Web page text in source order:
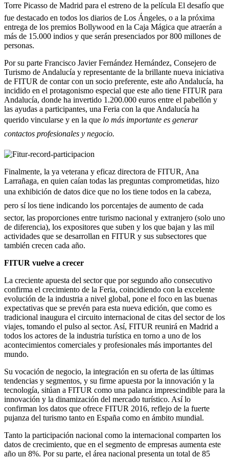
Torre Picasso de Madrid para el estreno de la película El desafío que
fue destacado en todos los diarios de Los Ángeles, o a la próxima
entrega de los premios Bollywood en la Caja Mágica que atraerán a
más de 15.000 indios y que serán presenciados por 800 millones de
personas.
Por su parte Francisco Javier Fernández Hernández, Consejero de
Turismo de Andalucía y representante de la brillante nueva iniciativa
de FITUR de contar con un socio preferente, este año Andalucía, ha
incidido en el protagonismo especial que este año tiene FITUR para
Andalucía, donde ha invertido 1.200.000 euros entre el pabellón y
las ayudas a participantes, una Feria con la que Andalucía ha
querido vincularse y en la que lo más importante es generar
contactos profesionales y negocio.
Finalmente, la ya veterana y eficaz directora de FITUR, Ana
Larrañaga, en quien caían todas las preguntas comprometidas, hizo
una exhibición de datos dice que no los tiene todos en la cabeza,
pero sí los tiene indicando los porcentajes de aumento de cada
sector, las proporciones entre turismo nacional y extranjero (solo uno
de diferencia), los expositores que suben y los que bajan y las mil
actividades que se desarrollan en FITUR y sus subsectores que
también crecen cada año.
FITUR vuelve a crecer
La creciente apuesta del sector que por segundo año consecutivo
confirma el crecimiento de la Feria, coincidiendo con la excelente
evolución de la industria a nivel global, pone el foco en las buenas
expectativas que se prevén para esta nueva edición, que como es
tradicional inaugura el circuito internacional de citas del sector de los
viajes, tomando el pulso al sector. Así, FITUR reunirá en Madrid a
todos los actores de la industria turística en torno a uno de los
acontecimientos comerciales y profesionales más importantes del
mundo.
Su vocación de negocio, la integración en su oferta de las últimas
tendencias y segmentos, y su firme apuesta por la innovación y la
tecnología, sitúan a FITUR como una palanca imprescindible para la
innovación y la dinamización del mercado turístico. Así lo
confirman los datos que ofrece FITUR 2016, reflejo de la fuerte
pujanza del turismo tanto en España como en ámbito mundial.
Tanto la participación nacional como la internacional comparten los
datos de crecimiento, que en el segmento de empresas aumenta este
año un 8%. Por su parte, el área nacional presenta un total de 85